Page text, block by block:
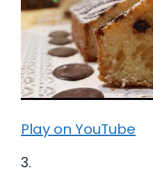
Play on YouTube
3.